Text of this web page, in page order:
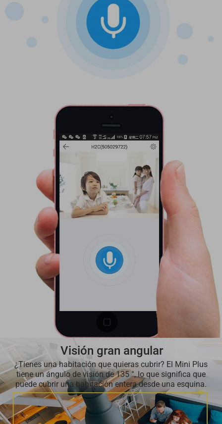
Visión gran angular
¿Tienes una habitación que quieras cubrir? El Mini Plus
tiene un ángulo de visión de 135 °, lo que significa que
puede cubrir una habitación entera desde una esquina.